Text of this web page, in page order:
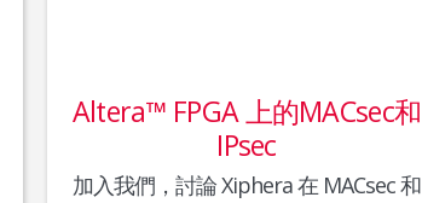
Altera™ FPGA 上的MACsec和
IPsec
加入我們，討論 Xiphera 在 MACsec 和